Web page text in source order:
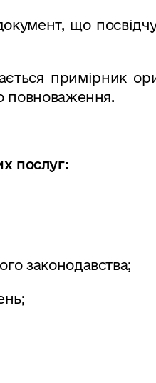
що
примірник
повноваження.
послуг:
законодавства;